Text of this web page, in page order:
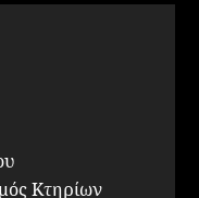
Κτηρίων